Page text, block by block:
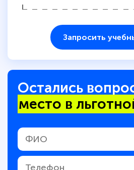
Запросить
Остались
место в